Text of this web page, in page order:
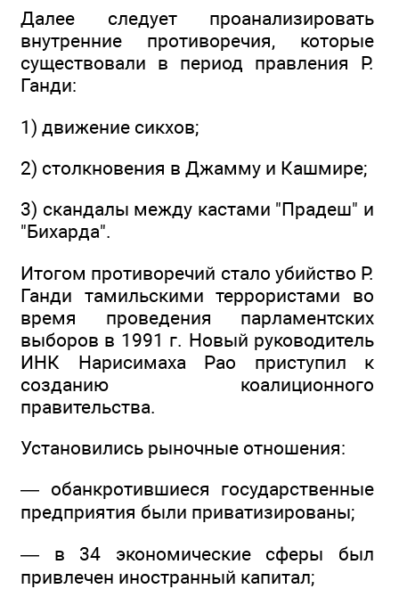
Далее следует проанализировать
внутренние противоречия, которые
существовали в период правления Р.
Ганди:
1) движение сикхов;
2) столкновения в Джамму и Кашмире;
3) скандалы между кастами "Прадеш" и
"Бихарда".
Итогом противоречий стало убийство Р.
Ганди тамильскими террористами во
время проведения парламентских
выборов в 1991 г. Новый руководитель
ИНК Нарисимаха Рао приступил к
созданию коалиционного
правительства.
Установились рыночные отношения:
— обанкротившиеся государственные
предприятия были приватизированы;
— в 34 экономические сферы был
привлечен иностранный капитал;